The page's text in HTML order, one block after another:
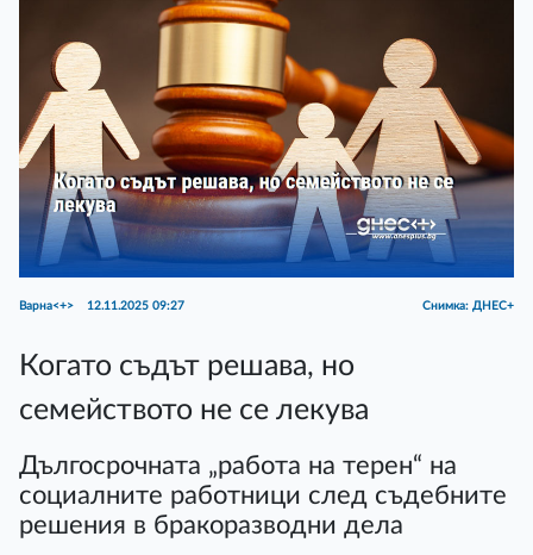
Варна<+> 12.11.2025 09:27 Снимка: ДНЕС+
Когато съдът решава, но
семейството не се лекува
Дългосрочната „работа на терен“ на
социалните работници след съдебните
решения в бракоразводни дела